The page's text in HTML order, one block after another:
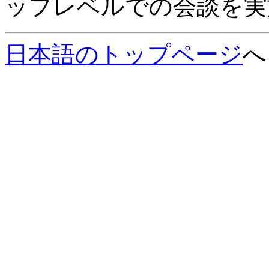
ップレベルでの会談を
日本語のトップページへ